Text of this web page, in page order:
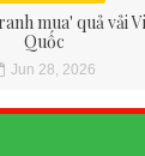
mua' quả vải
Quốc
Jun 28, 2026